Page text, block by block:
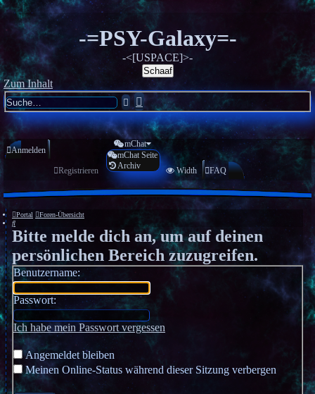
-=PSY-Galaxy=-
-<[USPACE]>-
Schaaf
Zum Inhalt
SucheErweiterte
Suche
Anmelden
Registrieren
mChat
mChat Seite
Archiv
Width FAQ
Portal
Foren-Übersicht
Suche
Bitte melde dich an, um auf deinen
persönlichen Bereich zuzugreifen.
Benutzername:
Passwort:
Ich habe mein Passwort vergessen
Angemeldet bleiben
Meinen Online-Status während dieser Sitzung verbergen